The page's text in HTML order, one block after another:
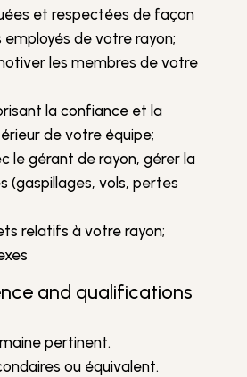
et respectées de façon
de votre rayon;
les membres de votre
la confiance et la
de votre équipe;
le gérant de rayon, gérer la
(gaspillages, vols, pertes
relatifs à votre rayon;
and qualifications
pertinent.
ou équivalent.